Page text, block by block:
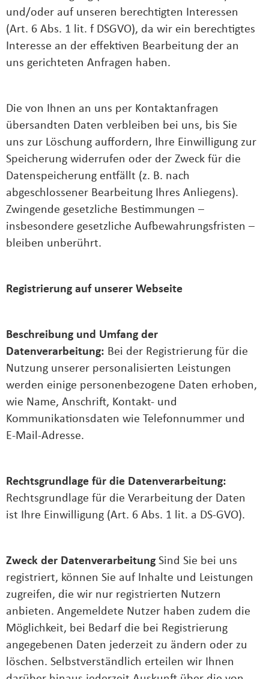
und/oder auf unseren berechtigten Interessen
(Art. 6 Abs. 1 lit. f DSGVO), da wir ein berechtigtes
Interesse an der effektiven Bearbeitung der an
uns gerichteten Anfragen haben.
Die von Ihnen an uns per Kontaktanfragen
übersandten Daten verbleiben bei uns, bis Sie
uns zur Löschung auffordern, Ihre Einwilligung zur
Speicherung widerrufen oder der Zweck für die
Datenspeicherung entfällt (z. B. nach
abgeschlossener Bearbeitung Ihres Anliegens).
Zwingende gesetzliche Bestimmungen –
insbesondere gesetzliche Aufbewahrungsfristen –
bleiben unberührt.
Registrierung auf unserer Webseite
Beschreibung und Umfang der
Datenverarbeitung: Bei der Registrierung für die
Nutzung unserer personalisierten Leistungen
werden einige personenbezogene Daten erhoben,
wie Name, Anschrift, Kontakt- und
Kommunikationsdaten wie Telefonnummer und
E-Mail-Adresse.
Rechtsgrundlage für die Datenverarbeitung:
Rechtsgrundlage für die Verarbeitung der Daten
ist Ihre Einwilligung (Art. 6 Abs. 1 lit. a DS-GVO).
Zweck der Datenverarbeitung Sind Sie bei uns
registriert, können Sie auf Inhalte und Leistungen
zugreifen, die wir nur registrierten Nutzern
anbieten. Angemeldete Nutzer haben zudem die
Möglichkeit, bei Bedarf die bei Registrierung
angegebenen Daten jederzeit zu ändern oder zu
löschen. Selbstverständlich erteilen wir Ihnen